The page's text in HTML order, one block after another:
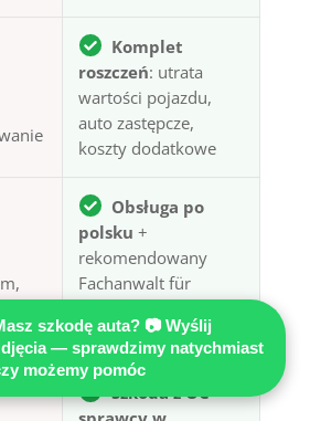
Komplet
roszczeń: utrata
wartości pojazdu,
auto zastępcze,
koszty dodatkowe
Obsługa po
polsku +
rekomendowany
Fachanwalt für
reprezentacji prawnej
Szkoda z OC
szkodę auta? 📷 Wyślij
— sprawdzimy natychmiast
możemy pomóc